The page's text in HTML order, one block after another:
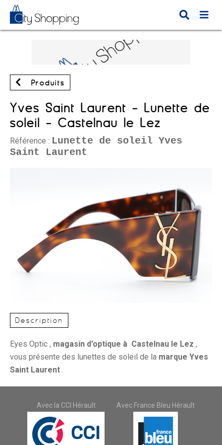
Produits
Yves Saint Laurent - Lunette de
soleil - Castelnau le Lez
Référence : Lunette de soleil Yves
Saint Laurent
Description
Eyes Optic , magasin d'optique à Castelnau le Lez ,
vous présente des lunettes de soleil de la marque Yves
Saint Laurent
Avec la CCI Hérault Avec France Bleu Hérault